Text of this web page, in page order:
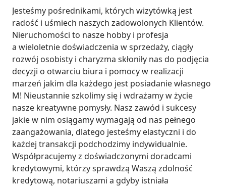
Jesteśmy pośrednikami, których wizytówką jest
radość i uśmiech naszych zadowolonych Klientów.
Nieruchomości to nasze hobby i profesja
a wieloletnie doświadczenia w sprzedaży, ciągły
rozwój osobisty i charyzma skłoniły nas do podjęcia
decyzji o otwarciu biura i pomocy w realizacji
marzeń jakim dla każdego jest posiadanie własnego
M! Nieustannie szkolimy się i wdrażamy w życie
nasze kreatywne pomysły. Nasz zawód i sukcesy
jakie w nim osiągamy wymagają od nas pełnego
zaangażowania, dlatego jesteśmy elastyczni i do
każdej transakcji podchodzimy indywidualnie.
Współpracujemy z doświadczonymi doradcami
kredytowymi, którzy sprawdzą Waszą zdolność
kredytową, notariuszami a gdyby istniała